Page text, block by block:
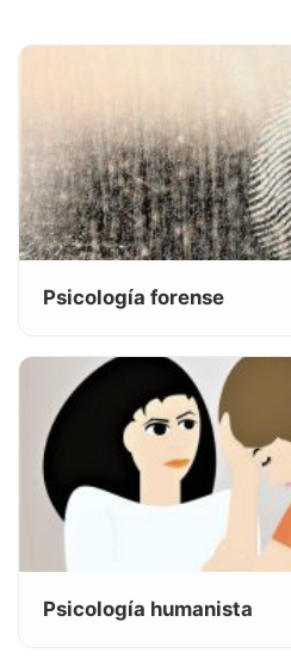
Psicología forense
Psicología humanista